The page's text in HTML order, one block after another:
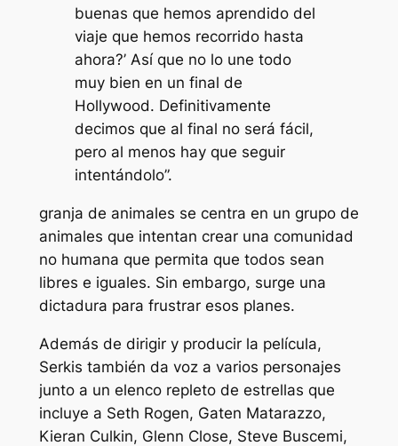
buenas que hemos aprendido del
viaje que hemos recorrido hasta
ahora?’ Así que no lo une todo
muy bien en un final de
Hollywood. Definitivamente
decimos que al final no será fácil,
pero al menos hay que seguir
intentándolo”.
granja de animales se centra en un grupo de
animales que intentan crear una comunidad
no humana que permita que todos sean
libres e iguales. Sin embargo, surge una
dictadura para frustrar esos planes.
Además de dirigir y producir la película,
Serkis también da voz a varios personajes
junto a un elenco repleto de estrellas que
incluye a Seth Rogen, Gaten Matarazzo,
Kieran Culkin, Glenn Close, Steve Buscemi,